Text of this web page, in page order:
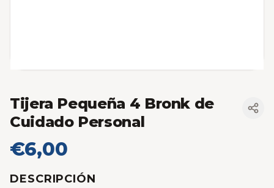
Tijera Pequeña 4 Bronk de
Cuidado Personal
€6,00
DESCRIPCIÓN